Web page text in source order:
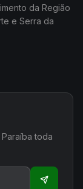
da Região
e Serra da
toda